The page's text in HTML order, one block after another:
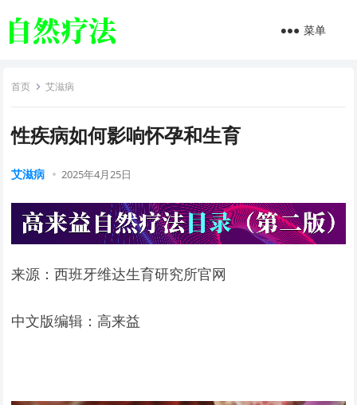
菜单
首页 艾滋病
性疾病如何影响怀孕和生育
艾滋病 2025年4月25日
来源：西班牙维达生育研究所官网
中文版编辑：高来益